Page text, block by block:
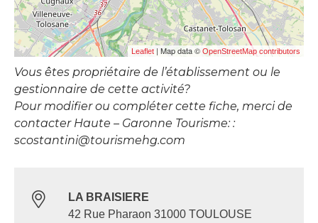
Leaflet | Map data © OpenStreetMap contributors
Vous êtes propriétaire de l’établissement ou le
gestionnaire de cette activité?
Pour modifier ou compléter cette fiche, merci de
contacter Haute – Garonne Tourisme: :
scostantini@tourismehg.com
LA BRAISIERE
42 Rue Pharaon 31000 TOULOUSE